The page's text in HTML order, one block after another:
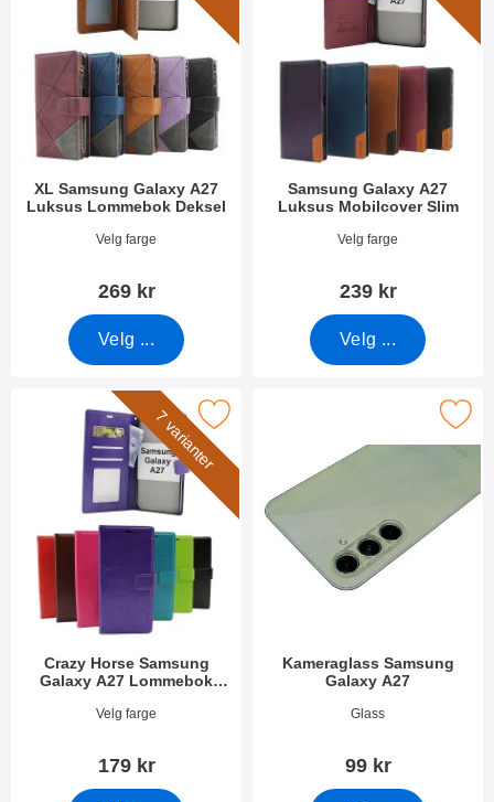
XL Samsung Galaxy A27
Luksus Lommebok Deksel
Varenummer 55407
Velg farge
269 kr
Velg ...
Samsung Galaxy A27
Luksus Mobilcover Slim
Varenummer 55417
Velg farge
239 kr
Velg ...
7 varianter
Crazy Horse Samsung
Galaxy A27 Lommebok
Varenummer 55422
Velg farge
179 kr
Horse Samsung Galaxy A27 Lommebok Deksel som favoritt
Kameraglass Samsung
Galaxy A27
Varenummer 55429
Glass
99 kr
Merk kameraglass Samsung